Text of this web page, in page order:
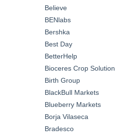
Believe
BENlabs
Bershka
Best Day
BetterHelp
Bioceres Crop
Birth Group
BlackBull Markets
Blueberry Markets
Borja Vilaseca
Bradesco